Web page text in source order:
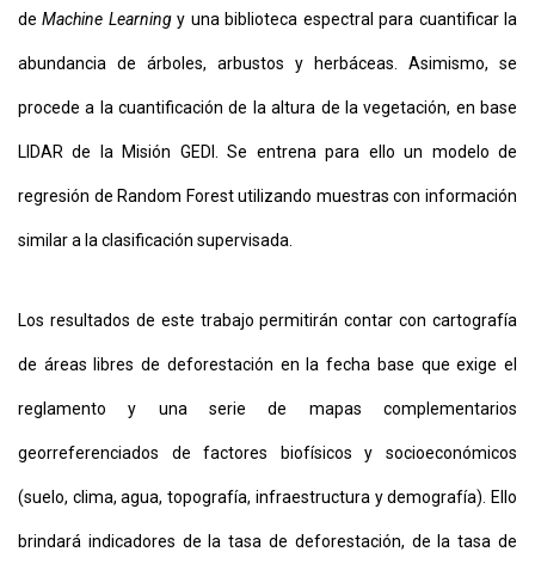
deMachine Learningy una biblioteca espectral para cuantificar la
abundancia de árboles, arbustos y herbáceas. Asimismo, se
procede a la cuantificación de la altura de la vegetación, en base
LIDAR de la Misión GEDI. Se entrena para ello un modelo de
regresión de Random Forest utilizando muestras con información
similar a la clasificación supervisada.
Los resultados de este trabajo permitirán contar con cartografía
de áreas libres de deforestación en la fecha base que exige el
reglamento y una serie de mapas complementarios
georreferenciados de factores biofísicos y socioeconómicos
(suelo, clima, agua, topografía, infraestructura y demografía). Ello
brindará indicadores de la tasa de deforestación, de la tasa de